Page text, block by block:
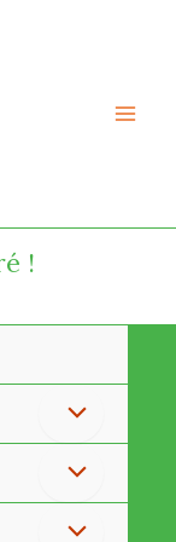
!
Permutateur
de
Menu
Permutateur
de
Permutateur